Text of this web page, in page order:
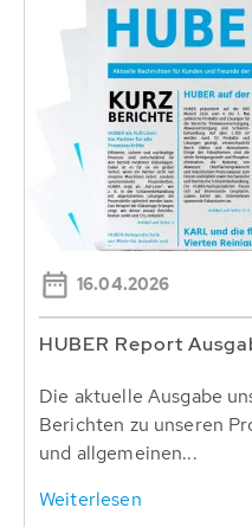
16.04.2026
HUBER Report
Die aktuelle Ausgabe
Berichten zu unseren
und allgemeinen...
Weiterlesen